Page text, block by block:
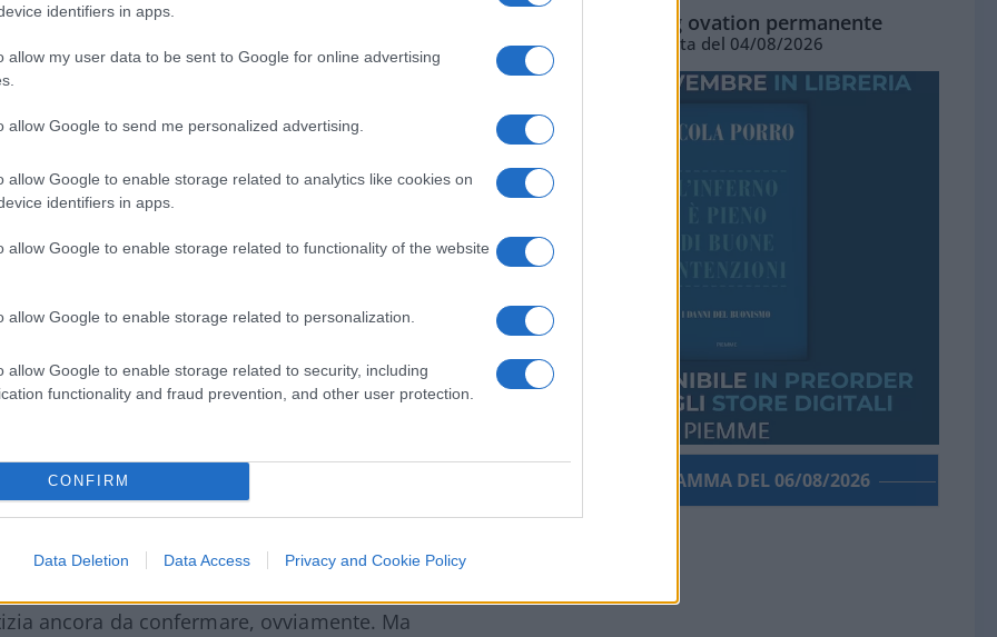
identifiers in apps.
allow my user data to be sent to Google for online advertising
allow Google to send me personalized advertising.
allow Google to enable storage related to analytics like cookies on
identifiers in apps.
allow Google to enable storage related to functionality of the website
allow Google to enable storage related to personalization.
allow Google to enable storage related to security, including
functionality and fraud prevention, and other user protection.
CONFIRM
Data Deletion Data Access Privacy and Cookie Policy
01:15
silenzio dopo la forte esposizione
che ha preferito declinare l’invito di
però non ha certo gettato la spugna
“Ci hanno chiuso una
– ha detto a
è una cosa ridicola”. Perché
sentito dai magistrati. C’è una inchiesta
ancora da confermare, ovviamente. Ma
La standing ovation permanente
Vignetta del 04/08/2026
PORROGRAMMA DEL 06/08/2026